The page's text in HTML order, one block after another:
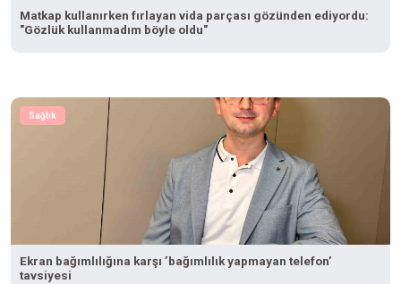
Matkap kullanırken fırlayan vida parçası gözünden ediyordu:
"Gözlük kullanmadım böyle oldu"
Sağlık
Ekran bağımlılığına karşı ’bağımlılık yapmayan telefon’
tavsiyesi